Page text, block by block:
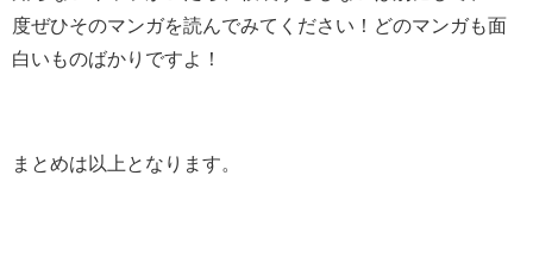
度ぜひそのマンガを読んでみてください！どのマンガも面
白いものばかりですよ！
まとめは以上となります。